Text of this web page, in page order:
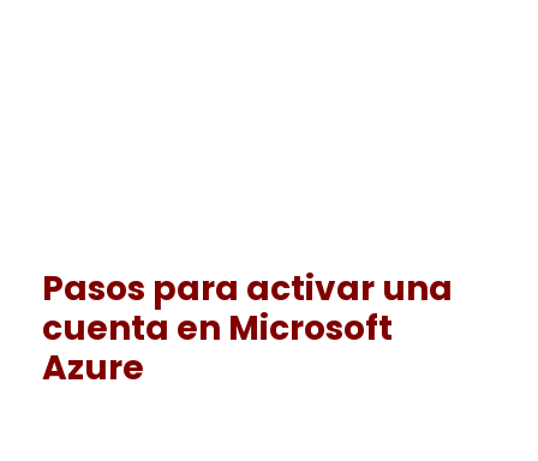
Pasos para activar una
cuenta en Microsoft
Azure